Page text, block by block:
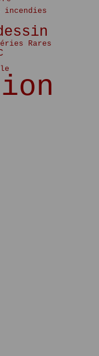
incendies
Rares